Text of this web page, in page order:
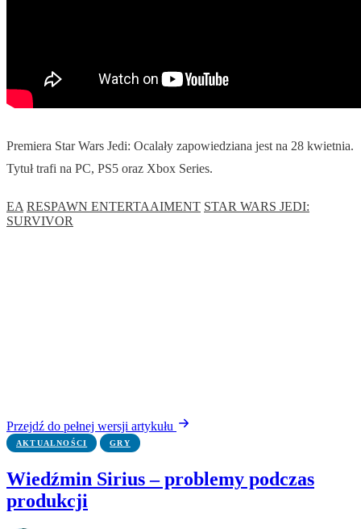
Premiera Star Wars Jedi: Ocalały zapowiedziana jest na 28 kwietnia.
Tytuł trafi na PC, PS5 oraz Xbox Series.
EA RESPAWN ENTERTAAIMENT STAR WARS JEDI:
SURVIVOR
Przejdź do pełnej wersji artykułu
AKTUALNOŚCI GRY
Wiedźmin Sirius – problemy podczas
produkcji